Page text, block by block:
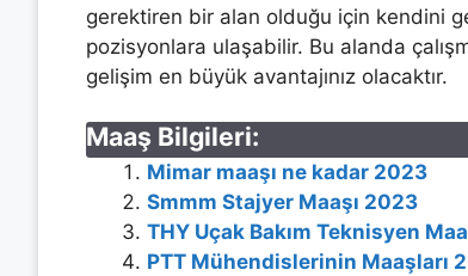
gerektiren bir alan olduğu için kendini
pozisyonlara ulaşabilir. Bu alanda
gelişim en büyük avantajınız olacaktır.
Maaş Bilgileri:
Mimar maaşı ne kadar 2023
Smmm Stajyer Maaşı 2023
THY Uçak Bakım Teknisyen
PTT Mühendislerinin Maaşları